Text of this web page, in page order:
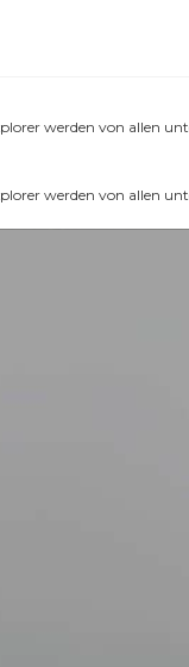
ein Hinweis
werden von allen
werden von allen